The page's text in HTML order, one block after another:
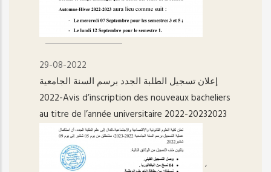
29-08-2022
إعلان تسجيل الطلبة الجدد برسم السنة الجامعية
2022-Avis d’inscription des nouveaux bacheliers
au titre de l’année universitaire 2022-20232023
,